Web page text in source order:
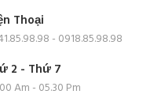
Thoại
- 0918.85.98.98
2 - Thứ 7
Am - 05.30 Pm